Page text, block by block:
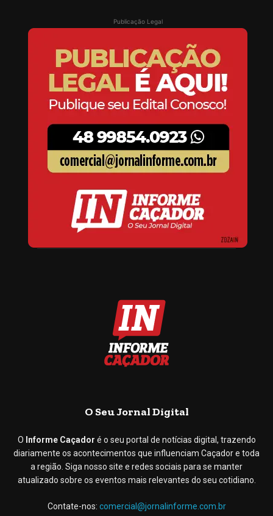
Publicação Legal
O Seu Jornal Digital
O Informe Caçador é o seu portal de notícias digital, trazendo
diariamente os acontecimentos que influenciam Caçador e toda
a região. Siga nosso site e redes sociais para se manter
atualizado sobre os eventos mais relevantes do seu cotidiano.
Contate-nos: comercial@jornalinforme.com.br